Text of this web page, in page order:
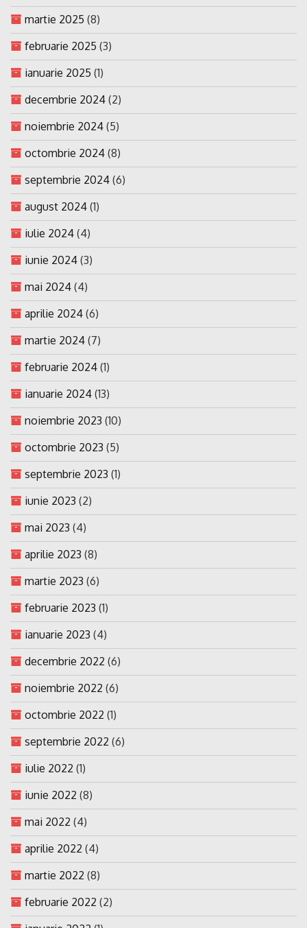
martie 2025 (8)
februarie 2025 (3)
ianuarie 2025 (1)
decembrie 2024 (2)
noiembrie 2024 (5)
octombrie 2024 (8)
septembrie 2024 (6)
august 2024 (1)
iulie 2024 (4)
iunie 2024 (3)
mai 2024 (4)
aprilie 2024 (6)
martie 2024 (7)
februarie 2024 (1)
ianuarie 2024 (13)
noiembrie 2023 (10)
octombrie 2023 (5)
septembrie 2023 (1)
iunie 2023 (2)
mai 2023 (4)
aprilie 2023 (8)
martie 2023 (6)
februarie 2023 (1)
ianuarie 2023 (4)
decembrie 2022 (6)
noiembrie 2022 (6)
octombrie 2022 (1)
septembrie 2022 (6)
iulie 2022 (1)
iunie 2022 (8)
mai 2022 (4)
aprilie 2022 (4)
martie 2022 (8)
februarie 2022 (2)